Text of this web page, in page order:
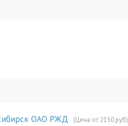
ОАО РЖД (Цена от 2150 руб)